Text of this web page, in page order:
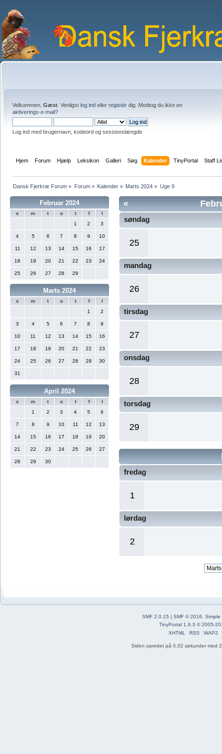
Velkommen, Gæst . Venligst log ind eller registér dig. Modtog du ikke en
aktiverings-e-mail?
Log ind med brugernavn, kodeord og sessionslængde
Hjem Forum Hjælp Leksikon Galleri Søg Kalender TinyPortal Staff
Dansk Fjerkræ Forum » Forum» Kalender» Marts 2024 » Uge 9
Februar 2024
s m t o t f
l
1
2 3
4 5 6 7 8 9 10
11 12 13 14 15 16 17
18 19 20 21 22 23 24
25 26 27 28 29
Marts 2024
s m t o t f
l
1
2
3 4 5 6 7 8 9
10 11 12 13 14 15 16
17 18 19 20 21 22 23
24 25 26 27 28 29 30
31
April 2024
s m t o t f
l
1
2 3 4 5 6
7 8 9 10 11 12 13
14 15 16 17 18 19 20
21 22 23 24 25 26 27
28 29 30
«
søndag
25
mandag
26
tirsdag
27
onsdag
28
torsdag
29
fredag
1
lørdag
2
SMF 2.0.15 | SMF © 2016
Simple
TinyPortal 1.6.3 ©2005-
XHTML
RSS WAP2
Siden oprettet på 0.02 sekunder med